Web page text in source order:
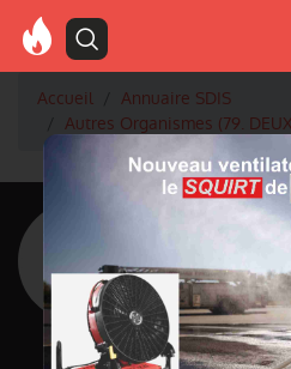
Accueil
Annuaire SDIS
Autres Organismes (79.
Retour à
5999 km²